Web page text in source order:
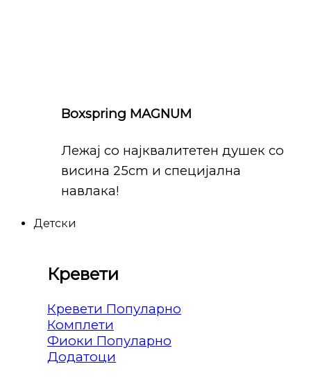
Boxspring MAGNUM
Лежај со најквалитетен душек со
висина 25cm и специјална
навлака!
Детски
Кревети
Кревети
Комплети
Фиоки
Додатоци